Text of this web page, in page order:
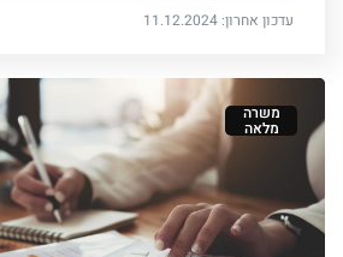
עדכון אחרון: 11.12.2024
משרה
מלאה